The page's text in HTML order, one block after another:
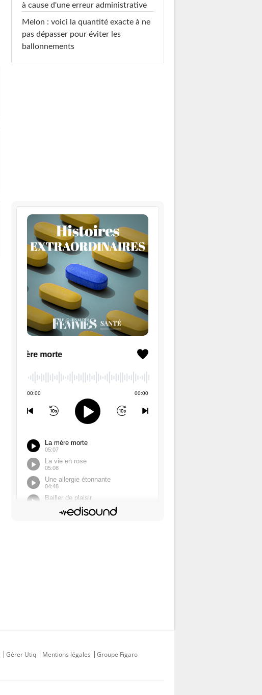
à cause d'une erreur administrative
Melon : voici la quantité exacte à ne
pas dépasser pour éviter les
ballonnements
Gérer Utiq Mentions légales
Groupe Figaro